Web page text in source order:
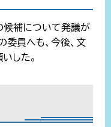
候補について発議が
委員へも、今後、文
した。